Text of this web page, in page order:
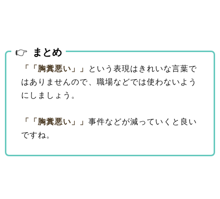
まとめ
「 「胸糞悪い」 」
という表現はきれいな言葉で
はありませんので、職場などでは使わないよう
にしましょう。
「 「胸糞悪い」 」 事件などが減っていくと良い
ですね。